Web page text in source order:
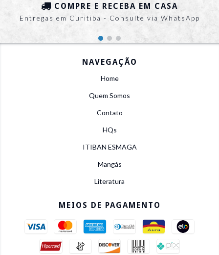
COMPRE E RECEBA EM CASA
Entregas em Curitiba - Consulte via WhatsApp
NAVEGAÇÃO
Home
Quem Somos
Contato
HQs
ITIBAN ESMAGA
Mangás
Literatura
MEIOS DE PAGAMENTO